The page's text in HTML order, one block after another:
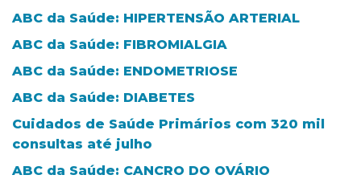
ABC da Saúde: HIPERTENSÃO ARTERIAL
ABC da Saúde: FIBROMIALGIA
ABC da Saúde: ENDOMETRIOSE
ABC da Saúde: DIABETES
Cuidados de Saúde Primários com 320 mil
consultas até julho
ABC da Saúde: CANCRO DO OVÁRIO